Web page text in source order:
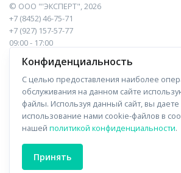
© ООО "'ЭКСПЕРТ", 2026
+7 (8452) 46-75-71
+7 (927) 157-57-77
09:00 - 17:00
410017, Саратов, Пугачева, 10 к1, оф.23
Навигация
Прайс-лист
Отзывы
Форма связи
О
Доставка
Конфиденциальность
С целью предоставления наиболее
обслуживания на данном сайте
файлы. Используя данный сайт, вы даете
использование нами cookie-файлов в
нашей политикой конфиденциальности.
Принять